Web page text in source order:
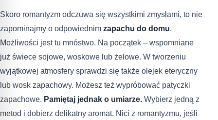
Skoro romantyzm odczuwa się wszystkimi zmysłami, to nie
zapominajmy o odpowiednim zapachu do domu.
Możliwości jest tu mnóstwo. Na początek – wspomniane
już świece sojowe, woskowe lub żelowe. W tworzeniu
wyjątkowej atmosfery sprawdzi się także olejek eteryczny
lub wosk zapachowy. Możesz też wypróbować patyczki
zapachowe. Pamiętaj jednak o umiarze. Wybierz jedną z
metod i dobierz delikatny aromat. Nici z romantyzmu, jeśli